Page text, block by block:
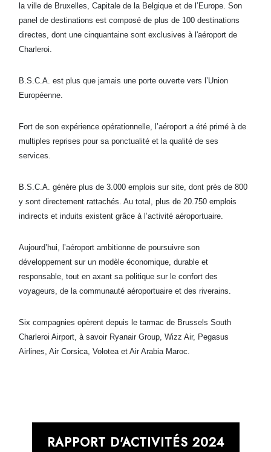
la ville de Bruxelles, Capitale de la Belgique et de l’Europe. Son
panel de destinations est composé de plus de 100 destinations
directes, dont une cinquantaine sont exclusives à l'aéroport de
Charleroi.
B.S.C.A. est plus que jamais une porte ouverte vers l’Union
Européenne.
Fort de son expérience opérationnelle, l’aéroport a été primé à de
multiples reprises pour sa ponctualité et la qualité de ses
services.
B.S.C.A. génère plus de 3.000 emplois sur site, dont près de 800
y sont directement rattachés. Au total, plus de 20.750 emplois
indirects et induits existent grâce à l’activité aéroportuaire.
Aujourd’hui, l’aéroport ambitionne de poursuivre son
développement sur un modèle économique, durable et
responsable, tout en axant sa politique sur le confort des
voyageurs, de la communauté aéroportuaire et des riverains.
Six compagnies opèrent depuis le tarmac de Brussels South
Charleroi Airport, à savoir Ryanair Group, Wizz Air, Pegasus
Airlines, Air Corsica, Volotea et Air Arabia Maroc.
RAPPORT D'ACTIVITÉS 2024